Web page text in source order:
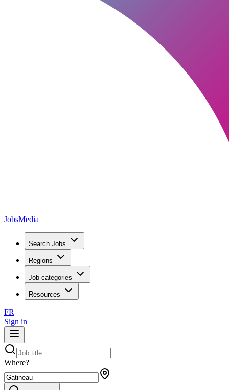
JobsMedia
Search Jobs
Regions
Job categories
Resources
FR
Sign in
Where?